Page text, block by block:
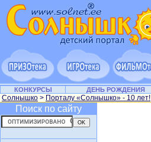
КОНКУРСЫ ДЕНЬ РОЖДЕНИЯ
Солнышко > Порталу «Солнышко» - 10 лет!
Поиск по сайту